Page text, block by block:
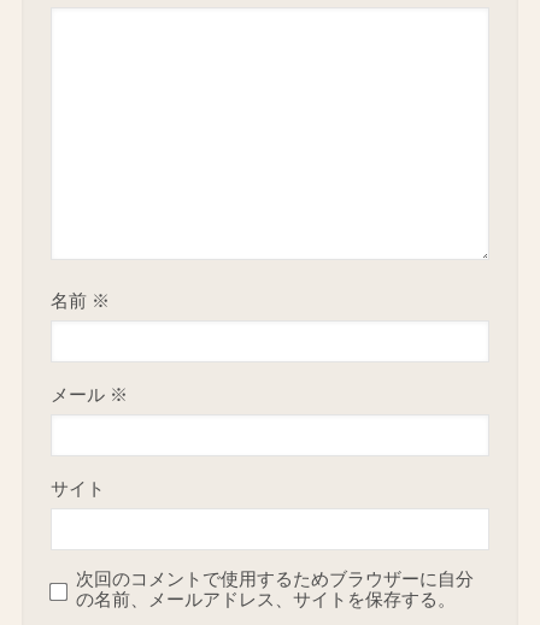
名前 ※
メール ※
サイト
次回のコメントで使用するためブラウザーに自分
の名前、メールアドレス、サイトを保存する。